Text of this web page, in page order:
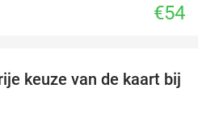
€54
23%
keuze van de kaart bij